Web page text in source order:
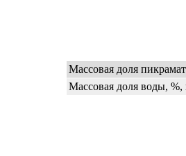
Массовая доля
Массовая доля воды, %,